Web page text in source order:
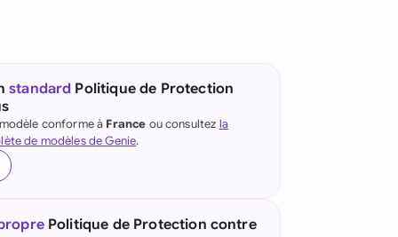
standard Politique de Protection
conforme à France ou consultez la
de modèles de Genie.
Politique de Protection contre